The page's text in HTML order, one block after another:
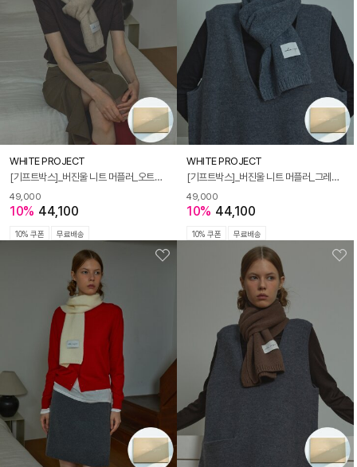
WHITE PROJECT
[기프트박스]_버진울 니트 머플러_오트밀_남녀공용
49,000
10% 44,100
10% 쿠폰 무료배송
WHITE PROJECT
[기프트박스]_버진울 니트 머플러_그레이_남녀공용
49,000
10% 44,100
10% 쿠폰 무료배송